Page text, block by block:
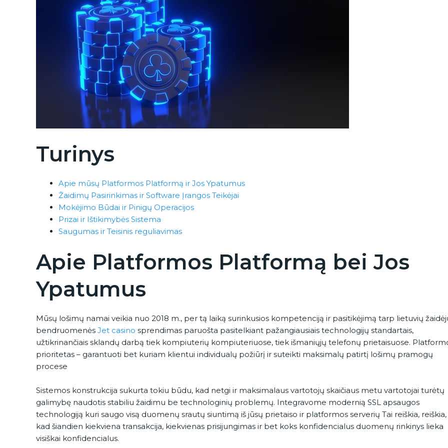
Turinys
Apie mūsų Platformos Platformą ir Jos Ypatumus
Žaidimų Pasirinkimas ir Software Įrangos Teikėjai
Mokėjimo Būdai ir Pinigų Operacijos
Prizai ir Ištikimybės Sistema
Saugumas ir Teisinis reguliavimas
Apie Platformos Platformą bei Jos
Ypatumus
Mūsų lošimų namai veikia nuo 2018 m., per tą laiką surinkusios kompetenciją ir pasitikėjimą tarp lietuvių
bendruomenės Jet casino sprendimas paruošta pasitelkiant pažangiausiais technologijų standartais,
užtikrinančiais sklandų darbą tiek kompiuterių kompiuteriuose, tiek išmaniųjų telefonų prietaisuose.
prioritetas – garantuoti bet kuriam klientui individualų požiūrį ir suteikti maksimalų patirtį lošimų pramogų
procese
Sistemos konstrukcija sukurta tokiu būdu, kad netgi ir maksimalaus vartotojų skaičiaus metu vartotojai turėtų
galimybę naudotis stabiliu žaidimu be technologinių problemų. Integravome modernią SSL apsaugos
technologiją kuri saugo visą duomenų srautų siuntimą iš jūsų prietaiso ir platformos serverių Tai reiškia, reiškia,
kad šiandien kiekviena transakcija, kiekvienas prisijungimas ir bet koks konfidencialus duomenų rinkinys lieka
visiškai konfidencialus.